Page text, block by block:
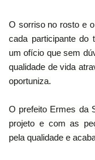
O sorriso no rosto e
cada participante do
um ofício que sem
qualidade de vida
oportuniza.
O prefeito Ermes da
projeto e com as
pela qualidade e